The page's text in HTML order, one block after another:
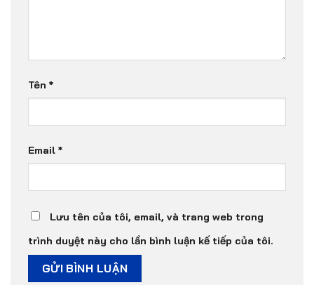
Tên *
Email *
Lưu tên của tôi, email, và trang web trong
trình duyệt này cho lần bình luận kế tiếp của tôi.